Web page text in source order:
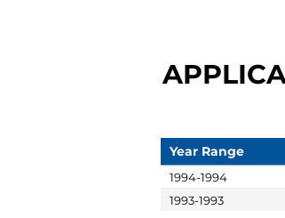
Year Range
1994-1994
1993-1993